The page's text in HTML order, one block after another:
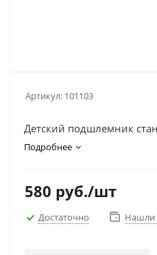
Артикул: 101103
Детский подшлемник
Подробнее
580 руб./шт
Достаточно Нашли